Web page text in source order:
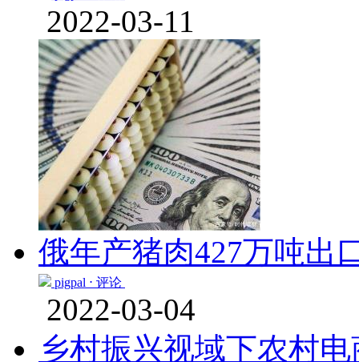
2022-03-11
俄年产猪肉427万吨出
pigpal ⋅ 评论
2022-03-04
乡村振兴视域下农村